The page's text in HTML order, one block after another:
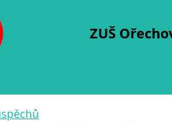
ZUŠ